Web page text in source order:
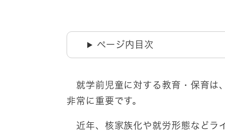
道路・河川・交通ページ内目次
就学前児童に対する教育・保育は
非常に重要です。
近年、核家族化や就労形態などラ